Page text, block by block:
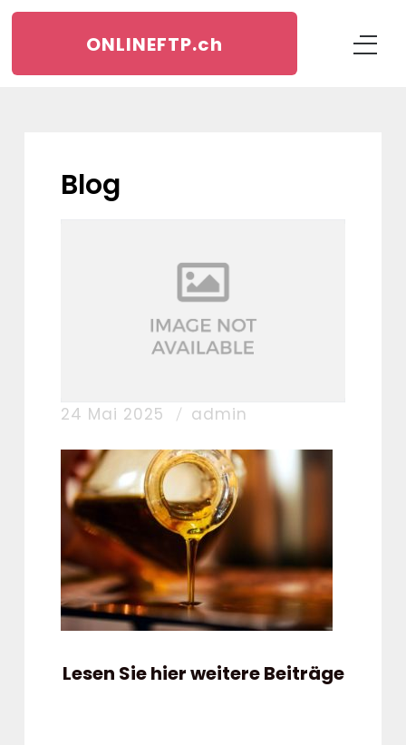
ONLINEFTP.ch
blog
24 Mai 2025 admin
Lesen Sie hier weitere Beiträge